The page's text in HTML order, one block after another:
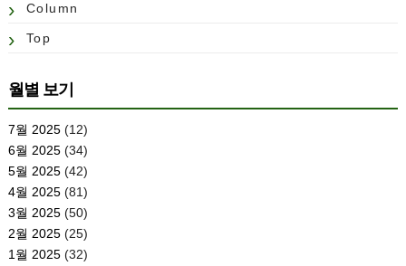
Column
Top
월별 보기
7월 2025(12)
6월 2025(34)
5월 2025(42)
4월 2025(81)
3월 2025(50)
2월 2025(25)
1월 2025(32)